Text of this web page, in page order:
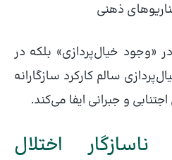
ذهنی
«وجود خیال‌پردازی» بلکه در
سالم کارکرد سازگارانه
و جبرانی ایفا می‌کند.
ناسازگار اختلال